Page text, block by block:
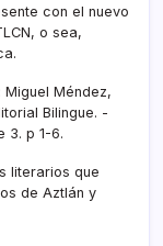
con el nuevo
o sea,
Miguel Méndez,
Bilingue. -
3. p 1-6.
literarios que
de Aztlán y